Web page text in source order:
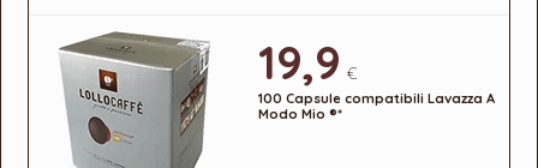
19,9 €
100 Capsule compatibili Lavazza A
Modo Mio ®*